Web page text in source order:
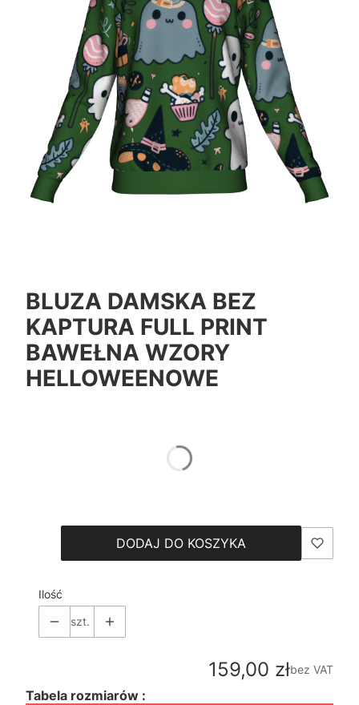
BLUZA DAMSKA BEZ
KAPTURA FULL PRINT
BAWEŁNA WZORY
HELLOWEENOWE
DODAJ DO KOSZYKA
Ilość
szt.
Cena
159,00 złbez VAT
Tabela rozmiarów :